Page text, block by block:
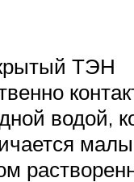
ТЭН
водой,